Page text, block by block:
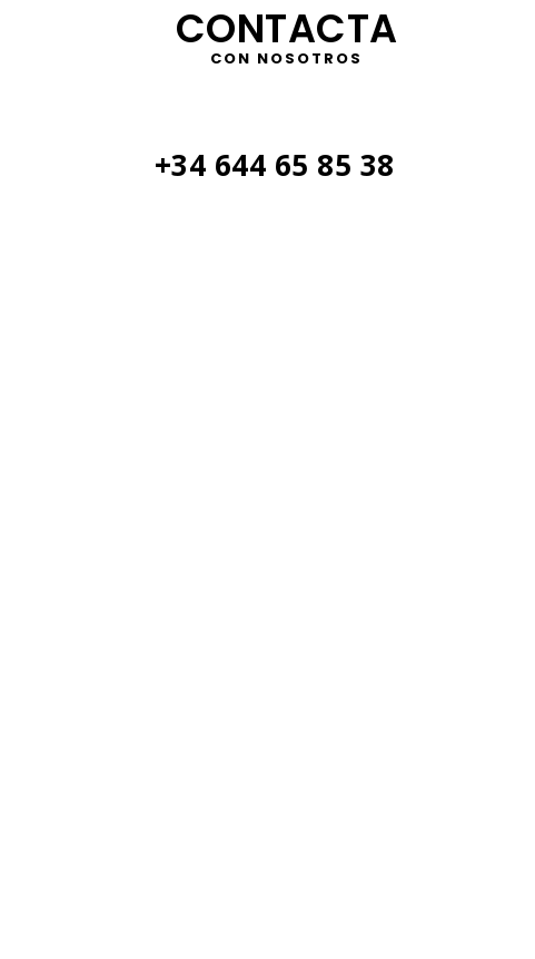
CONTACTA
CON NOSOTROS
+34 644 65 85 38